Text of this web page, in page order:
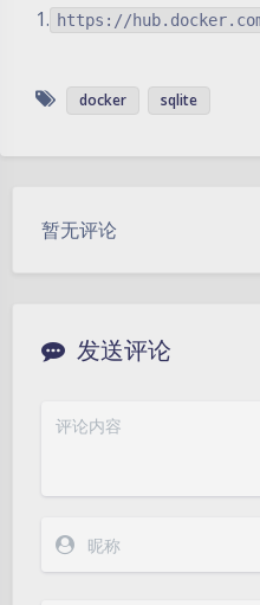
1. https://
docker sqlite
暂无评论
发送评论